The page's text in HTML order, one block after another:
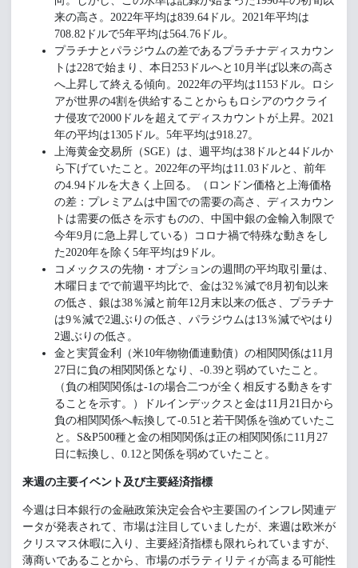
来の高さ。2022年平均は839.64ドル。2021年平均は
708.82ドルで5年平均は564.76ドル。
プラチナとパラジウムの差であるプラチナディスカウン
トは228で始まり、本日253ドルへと10月半ば以来の高さ
へ上昇して終える傾向。2022年の平均は1153ドル。ロシ
アが世界の4割を供給することからもロシアのウクライ
ナ侵攻で2000ドルを超えてディスカウントが上昇。2021
年の平均は1305ドル。5年平均は918.27。
上海黄金交易所（SGE）は、週平均は38ドルと44ドルか
ら下げていたこと。2022年の平均は11.03ドルと、前年
の4.94ドルを大きく上回る。（ロンドン価格と上海価格
の差：プレミアムは中国での需要の高さ、ディスカウン
トは需要の低さを示すものの、中国中銀の金輸入制限で
今年9月に急上昇している）コロナ禍で特殊な動きをし
た2020年を除く5年平均は9ドル。
コメックスの先物・オプションの週間の平均取引量は、
木曜日までで前週平均比で、金は32％減で8月初旬以来
の低さ、銀は38％減と前年12月末以来の低さ、プラチナ
は9％減で2週ぶりの低さ、パラジウムは13％減でやはり
2週ぶりの低さ。
金と実質金利（米10年物物価連動債）の相関関係は11月
27日に負の相関関係となり、-0.39と弱めていたこと。
（負の相関関係は-1の場合二つが全く相反する動きをす
ることを示す。）ドルインデックスと金は11月21日から
負の相関関係へ転換して-0.51と若干関係を強めていたこ
と。S&P500種と金の相関関係は正の相関関係に11月27
日に転換し、0.12と関係を弱めていたこと。
来週の主要イベント及び主要経済指標
今週は日本銀行の金融政策決定会合や主要国のインフレ関連デ
ータが発表されて、市場は注目していましたが、来週は欧米が
クリスマス休暇に入り、主要経済指標も限れられていますが、
薄商いであることから、市場のボラティリティが高まる可能性